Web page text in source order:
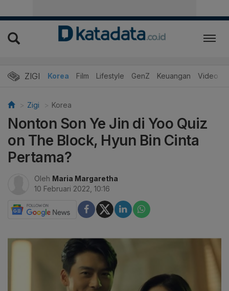
ZIGI
Hits Korea Film Lifestyle GenZ Keuangan Video
Zigi Korea
Nonton Son Ye Jin di Yoo Quiz
on The Block, Hyun Bin Cinta
Pertama?
Oleh Maria Margaretha
10 Februari 2022, 10:16